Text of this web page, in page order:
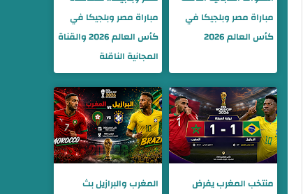
مباراة مصر وبلجيكا في
كأس العالم 2026
مباراة مصر وبلجيكا في
كأس العالم 2026 والقناة
المجانية الناقلة
منتخب المغرب يفرض
المغرب والبرازيل بث